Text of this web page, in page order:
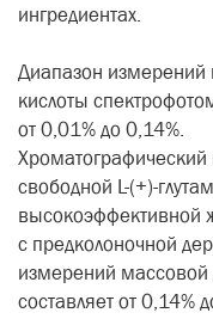
ингредиентах.
Диапазон измерений
кислоты
от 0,01% до 0,14%.
свободной L-(+)-
высокоэффективной
с предколоночной
измерений массовой
составляет от 0,14%